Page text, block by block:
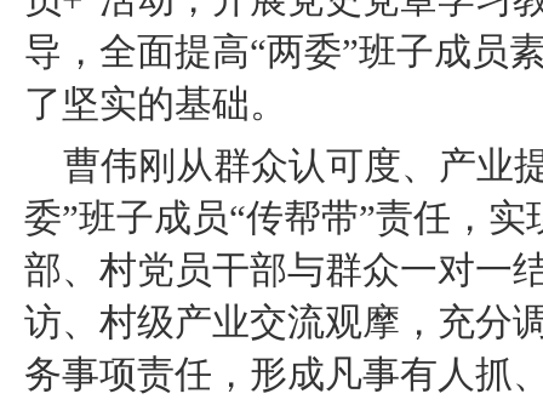
导，全面提高“两委”班子成员
了坚实的基础。
曹伟刚从群众认可度、产业
委”班子成员“传帮带”责任，
部、村党员干部与群众一对一
访、村级产业交流观摩，充分
务事项责任，形成凡事有人抓